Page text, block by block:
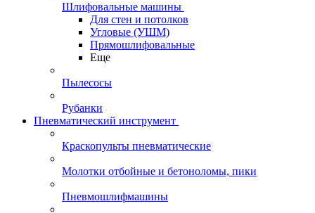
Шлифовальные машины
Для стен и потолков
Угловые (УШМ)
Прямошлифовальные
Еще
Пылесосы
Рубанки
Пневматический инструмент
Краскопульты пневматические
Молотки отбойные и бетоноломы, пики
Пневмошлифмашины